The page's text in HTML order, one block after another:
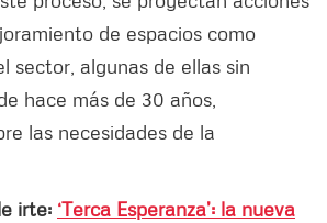
de espacios como
sector, algunas de ellas sin
hace más de 30 años,
las necesidades de la
irte: ‘Terca Esperanza’: la nueva